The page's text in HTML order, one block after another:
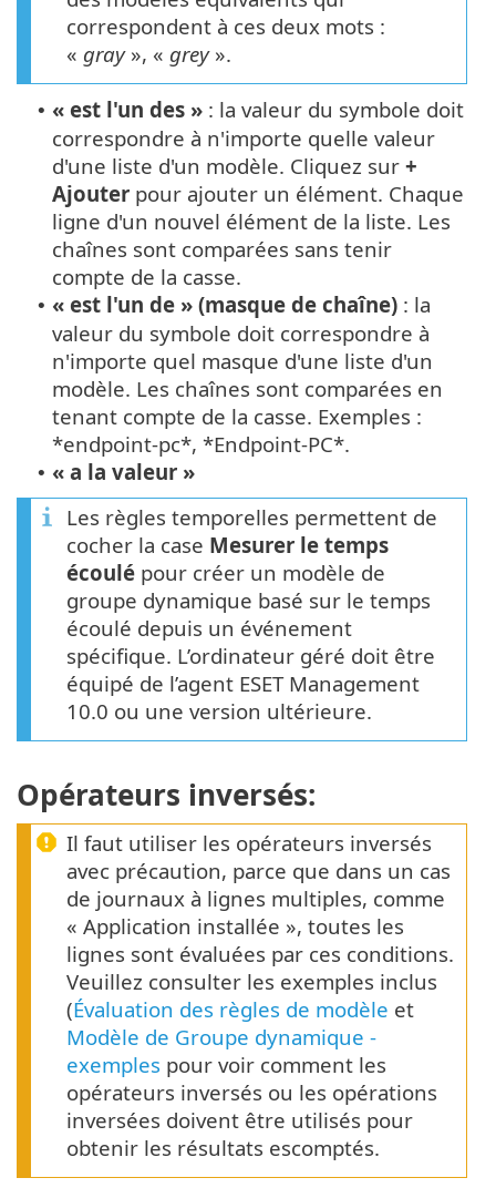
correspondent à ces deux mots :
« gray», « grey».
• « est l'un des » : la valeur du symbole doit
correspondre à n'importe quelle valeur
d'une liste d'un modèle. Cliquez sur +
Ajouter pour ajouter un élément. Chaque
ligne d'un nouvel élément de la liste. Les
chaînes sont comparées sans tenir
compte de la casse.
• « est l'un de » (masque de chaîne) : la
valeur du symbole doit correspondre à
n'importe quel masque d'une liste d'un
modèle. Les chaînes sont comparées en
tenant compte de la casse. Exemples :
*endpoint-pc*, *Endpoint-PC*.
• « a la valeur »
Les règles temporelles permettent de
cocher la case Mesurer le temps
écoulé pour créer un modèle de
groupe dynamique basé sur le temps
écoulé depuis un événement
spécifique. L’ordinateur géré doit être
équipé de l’agent ESET Management
10.0 ou une version ultérieure.
Opérateurs inversés:
Il faut utiliser les opérateurs inversés
avec précaution, parce que dans un cas
de journaux à lignes multiples, comme
« Application installée », toutes les
lignes sont évaluées par ces conditions.
Veuillez consulter les exemples inclus
(Évaluation des règles de modèle et
Modèle de Groupe dynamique -
exemples pour voir comment les
opérateurs inversés ou les opérations
inversées doivent être utilisés pour
obtenir les résultats escomptés.